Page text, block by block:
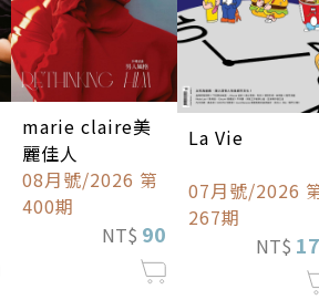
marie claire美
麗佳人
08月號/2026 第
400期
NT$ 90
La Vie
07月號/2026
267期
NT$